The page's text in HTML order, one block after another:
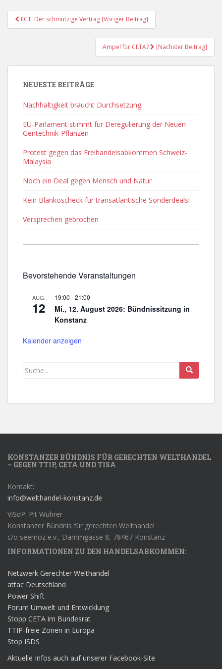
Post
Navigation
ECT: Der schmutzige Vertrag [Voriger Beitrag]
Ampel für CETA? [Nächster Beitrag]
NEUESTE BEITRÄGE
Nachhaltigkeit braucht Durchsetzung
EU-Parlament stimmt für Deregulierung der Neuen
Gentechnik-Pflanzen
Protest gegen das Freihandelsabkommen Schweiz-
Malaysia
Noch ein Deal gegen Mensch und Natur
Kein Blankoscheck für transatlantische Sonderdeals!
Versprechen gebrochen
Bevorstehende Veranstaltungen
AUG.
12
19:00 -21:00
Mi., 12. August 2026: Bündnissitzung in
Konstanz
Kalender anzeigen
KONSTANZER BÜNDNIS FÜR GERECHTEN WELTHANDEL
– GEGEN TTIP, CETA UND TISA
Kontakt:
info@welthandel-konstanz.de
ViSdP: Pit Wuhrer
Konstanzer Bündnis für gerechten Welthandel
c/o seemoz e.v., Dammgasse 8, 78467 Konstanz
INFORMATIONEN ZU DEN HANDELSABKOMMEN:
Netzwerk Gerechter Welthandel
attac Deutschland
Power Shift
Forum Umwelt und Entwicklung
Stopp CETA im Bundesrat
TTIP-freie Zonen in Europa
Stop ISDS
Aktuelle Infos auch auf unserer Facebook-Site